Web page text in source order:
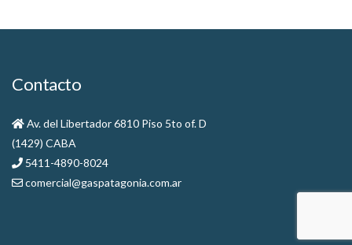
Contacto
Av. del Libertador 6810 Piso 5to of. D
(1429) CABA
5411-4890-8024
comercial@gaspatagonia.com.ar